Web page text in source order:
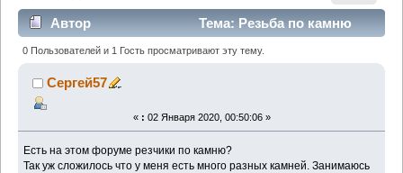
Автор
Тема: Резьба по камню
(Прочитано 3391 раз)
0 Пользователей и 1 Гость просматривают эту тему.
Сергей57
« : 02 Января 2020, 00:50:06 »
Есть на этом форуме резчики по камню?
Так уж сложилось что у меня есть много разных камней. Занимаюсь